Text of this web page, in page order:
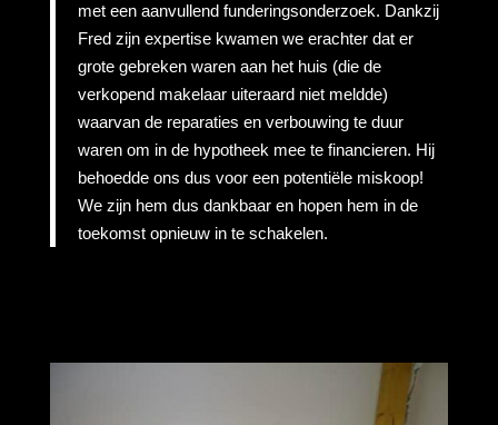
met een aanvullend funderingsonderzoek. Dankzij
Fred zijn expertise kwamen we erachter dat er
grote gebreken waren aan het huis (die de
verkopend makelaar uiteraard niet meldde)
waarvan de reparaties en verbouwing te duur
waren om in de hypotheek mee te financieren. Hij
behoedde ons dus voor een potentiële miskoop!
We zijn hem dus dankbaar en hopen hem in de
toekomst opnieuw in te schakelen.